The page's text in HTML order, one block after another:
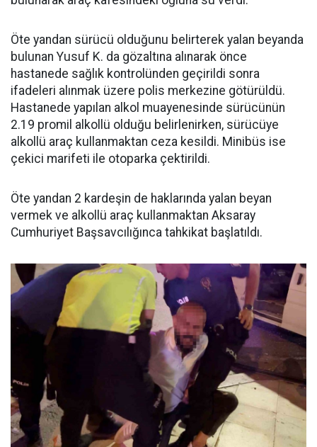
Öte yandan sürücü olduğunu belirterek yalan beyanda
bulunan Yusuf K. da gözaltına alınarak önce
hastanede sağlık kontrolünden geçirildi sonra
ifadeleri alınmak üzere polis merkezine götürüldü.
Hastanede yapılan alkol muayenesinde sürücünün
2.19 promil alkollü olduğu belirlenirken, sürücüye
alkollü araç kullanmaktan ceza kesildi. Minibüs ise
çekici marifeti ile otoparka çektirildi.
Öte yandan 2 kardeşin de haklarında yalan beyan
vermek ve alkollü araç kullanmaktan Aksaray
Cumhuriyet Başsavcılığınca tahkikat başlatıldı.